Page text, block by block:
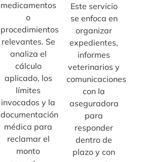
medicamentos
o
procedimientos
relevantes. Se
analiza el
cálculo
aplicado, los
límites
invocados y la
documentación
médica para
reclamar el
monto
Este servicio
se enfoca en
organizar
expedientes,
informes
veterinarios y
comunicaciones
con la
aseguradora
para
responder
dentro de
plazo y con